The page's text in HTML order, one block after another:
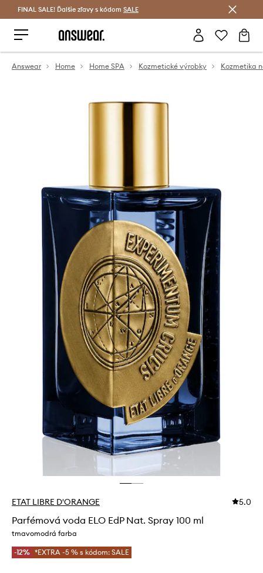
Šetrite s Answear Club >
FINAL SALE! Ďalšie zľavy s kódom SALE
Answear Home Home SPA Kozmetické výrobky Kozmetika
ETAT LIBRE D'ORANGE 5.0
Parfémová voda ELO EdP Nat. Spray 100 ml
tmavomodrá farba
-12% *EXTRA -5 % s kódom: SALE